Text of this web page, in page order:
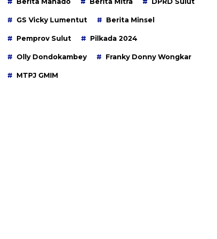
GS Vicky Lumentut Berita Minsel
Pemprov Sulut Pilkada 2024
Olly Dondokambey Franky Donny Wongkar
MTPJ GMIM